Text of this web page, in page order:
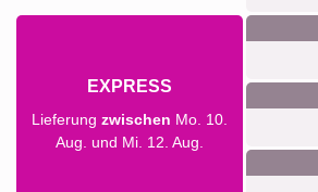
EXPRESS
Lieferung zwischen Mo. 10.
Aug. und Mi. 12. Aug.